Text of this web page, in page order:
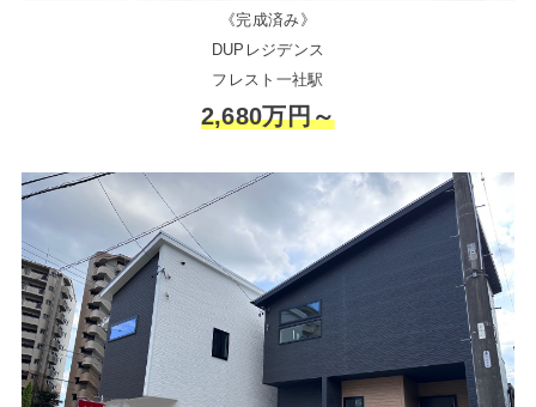
《完成済み》
DUPレジデンス
フレスト一社駅
2,680万円～